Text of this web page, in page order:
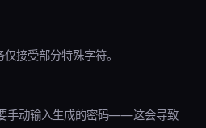
接受部分特殊字符。
手动输入生成的密码——这会导致